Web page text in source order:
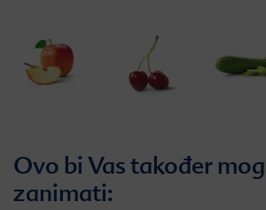
Ovo bi Vas također
zanimati: